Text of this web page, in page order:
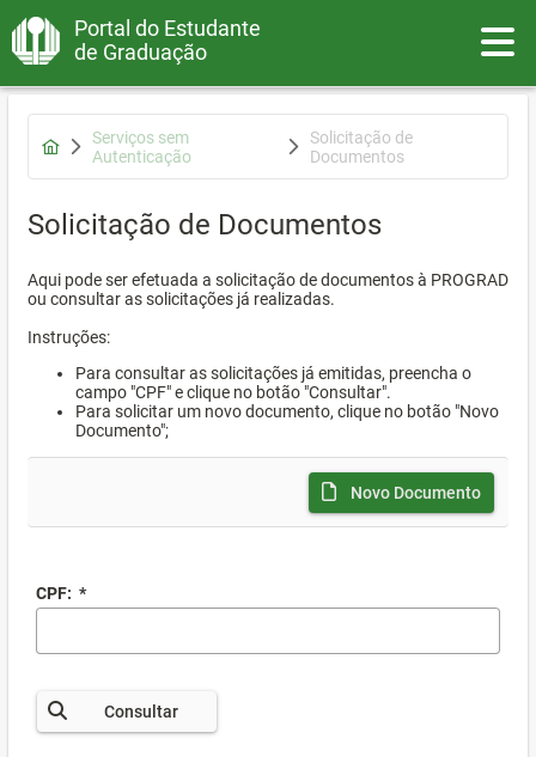
Portal do Estudante
de Graduação
Serviços sem
Autenticação
Solicitação de
Documentos
Solicitação de Documentos
Aqui pode ser efetuada a solicitação de documentos à PROGRAD
ou consultar as solicitações já realizadas.
Instruções:
Para consultar as solicitações já emitidas, preencha o
campo "CPF" e clique no botão "Consultar".
Para solicitar um novo documento, clique no botão "Novo
Documento";
Novo Documento
CPF: *
Consultar